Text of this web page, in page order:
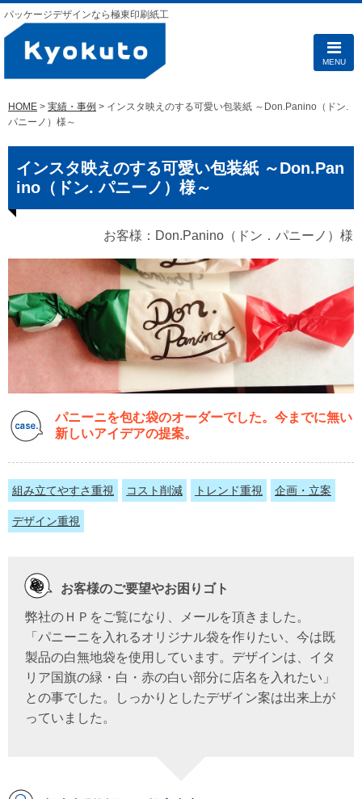
パッケージデザインなら極東印刷紙工
MENU
HOME > 実績・事例 > インスタ映えのする可愛い包装紙 ～Don.Panino（ドン.
パニーノ）様～
インスタ映えのする可愛い包装紙 ～Don.Pan
ino（ドン. パニーノ）様～
お客様：Don.Panino（ドン．パニーノ）様
パニーニを包む袋のオーダーでした。今までに無い
新しいアイデアの提案。
組み立てやすさ重視 コスト削減 トレンド重視 企画・立案
デザイン重視
お客様のご要望やお困りゴト
弊社のＨＰをご覧になり、メールを頂きました。
「パニーニを入れるオリジナル袋を作りたい、今は既
製品の白無地袋を使用しています。デザインは、イタ
リア国旗の緑・白・赤の白い部分に店名を入れたい」
との事でした。しっかりとしたデザイン案は出来上が
っていました。